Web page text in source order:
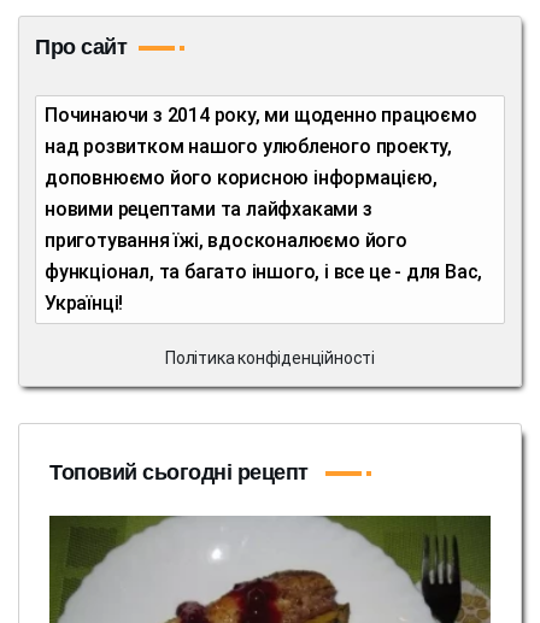
Про сайт
Починаючи з 2014 року, ми щоденно працюємо
над розвитком нашого улюбленого проекту,
доповнюємо його корисною інформацією,
новими рецептами та лайфхаками з
приготування їжі, вдосконалюємо його
функціонал, та багато іншого, і все це - для Вас,
Українці!
Політика конфіденційності
Топовий сьогодні рецепт